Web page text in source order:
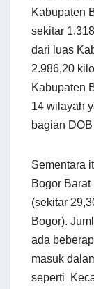
Kabupaten
sekitar
dari luas
2.986,20
Kabupaten
14 wilayah
bagian
Sementara
Bogor
(sekitar
Bogor).
ada
masuk
seperti